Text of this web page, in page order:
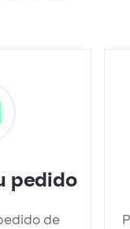
pedido
de